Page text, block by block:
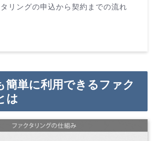
リングの申込から契約までの流れ
簡単に利用できるファク
は